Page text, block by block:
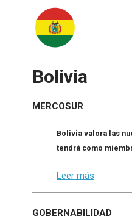
Bolivia
MERCOSUR
Bolivia valora las
tendrá como
Leer más
GOBERNABILIDAD